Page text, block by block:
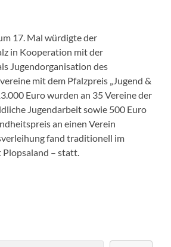
17. Mal würdigte der
in Kooperation mit der
Jugendorganisation des
mit dem Pfalzpreis „Jugend &
Euro wurden an 35 Vereine der
Jugendarbeit sowie 500 Euro
an einen Verein
fand traditionell im
– statt.